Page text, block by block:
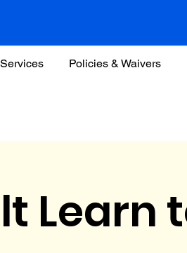
Services Policies & Waivers
Learn